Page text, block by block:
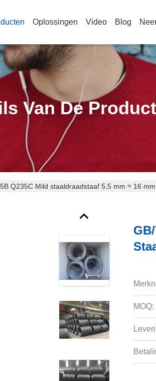
Oplossingen Video Blog
Van De
Q235C Mild staaldraadstaaf 5,5 mm ≈ 16
MOQ: